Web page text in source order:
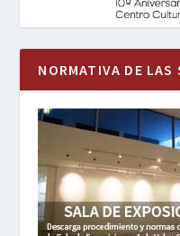
NORMATIVA DE LAS